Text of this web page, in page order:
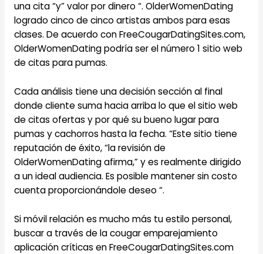
una cita “y” valor por dinero “. OlderWomenDating
logrado cinco de cinco artistas ambos para esas
clases. De acuerdo con FreeCougarDatingSites.com,
OlderWomenDating podría ser el número 1 sitio web
de citas para pumas.
Cada análisis tiene una decisión sección al final
donde cliente suma hacia arriba lo que el sitio web
de citas ofertas y por qué su bueno lugar para
pumas y cachorros hasta la fecha. “Este sitio tiene
reputación de éxito, “la revisión de
OlderWomenDating afirma,” y es realmente dirigido
a un ideal audiencia. Es posible mantener sin costo
cuenta proporcionándole deseo “.
Si móvil relación es mucho más tu estilo personal,
buscar a través de la cougar emparejamiento
aplicación críticas en FreeCougarDatingSites.com